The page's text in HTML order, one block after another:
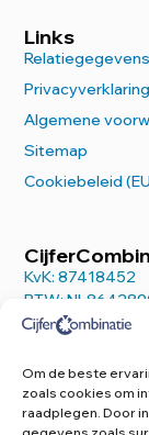
Om de beste
zoals cookies om
raadplegen. Door
Contact
KvK: 87418452
BTW:
Links
Relatiegegevens
Privacyverklaring
Algemene
Sitemap
Cookiebeleid